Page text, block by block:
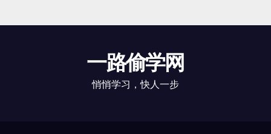
一路偷学网
悄悄学习，快人一步